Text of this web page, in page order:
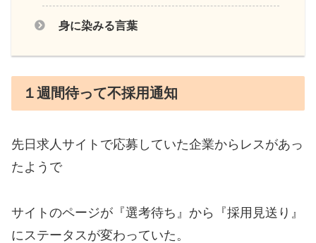
身に染みる言葉
１週間待って不採用通知
先日求人サイトで応募していた企業からレスがあっ
たようで
サイトのページが『選考待ち』から『採用見送り』
にステータスが変わっていた。